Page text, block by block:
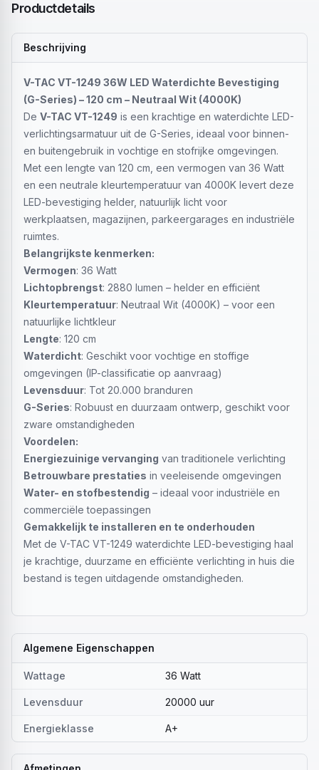
Productdetails
Beschrijving
V-TAC VT-1249 36W LED Waterdichte Bevestiging
(G-Series) – 120 cm – Neutraal Wit (4000K)
De V-TAC VT-1249 is een krachtige en waterdichte LED-
verlichtingsarmatuur uit de G-Series, ideaal voor binnen-
en buitengebruik in vochtige en stofrijke omgevingen.
Met een lengte van 120 cm, een vermogen van 36 Watt
en een neutrale kleurtemperatuur van 4000K levert deze
LED-bevestiging helder, natuurlijk licht voor
werkplaatsen, magazijnen, parkeergarages en industriële
ruimtes.
Belangrijkste kenmerken:
Vermogen: 36 Watt
Lichtopbrengst: 2880 lumen – helder en efficiënt
Kleurtemperatuur: Neutraal Wit (4000K) – voor een
natuurlijke lichtkleur
Lengte: 120 cm
Waterdicht: Geschikt voor vochtige en stoffige
omgevingen (IP-classificatie op aanvraag)
Levensduur: Tot 20.000 branduren
G-Series: Robuust en duurzaam ontwerp, geschikt voor
zware omstandigheden
Voordelen:
Energiezuinige vervanging van traditionele verlichting
Betrouwbare prestaties in veeleisende omgevingen
Water- en stofbestendig – ideaal voor industriële en
commerciële toepassingen
Gemakkelijk te installeren en te onderhouden
Met de V-TAC VT-1249 waterdichte LED-bevestiging haal
je krachtige, duurzame en efficiënte verlichting in huis die
bestand is tegen uitdagende omstandigheden.
Algemene Eigenschappen
Wattage 36 Watt
Levensduur 20000 uur
Energieklasse A+